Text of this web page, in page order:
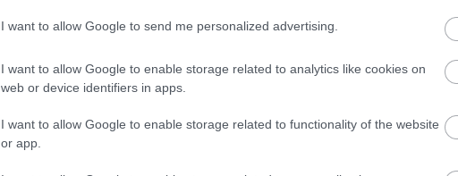
I want to allow Google to send me personalized advertising.
I want to allow Google to enable storage related to analytics like cookies on
web or device identifiers in apps.
I want to allow Google to enable storage related to functionality of the website
or app.